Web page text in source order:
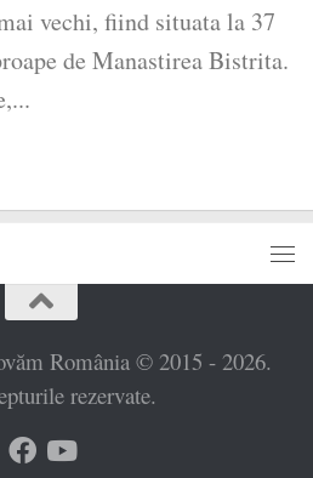
vechi, fiind situata la 37
de Manastirea Bistrita.
România © 2015 - 2026.
rezervate.